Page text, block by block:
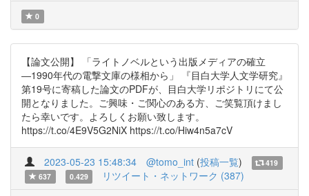
0
【論文公開】 「ライトノベルという出版メディアの確立
―1990年代の電撃文庫の様相から」 『目白大学人文学研究』
第19号に寄稿した論文のPDFが、目白大学リポジトリにて公
開となりました。ご興味・ご関心のある方、ご笑覧頂けまし
たら幸いです。よろしくお願い致します。
https://t.co/4E9V5G2NiX https://t.co/Hiw4n5a7cV
2023-05-23 15:48:34 @tomo_int (投稿一覧)
419
637
0.429 リツイート・ネットワーク (387)